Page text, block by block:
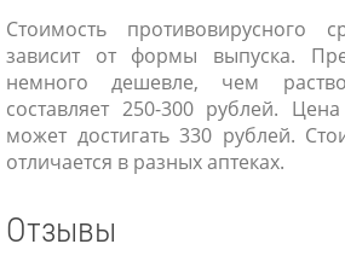
Стоимость противовирусного
зависит от формы выпуска.
немного дешевле, чем
составляет 250-300 рублей.
может достигать 330 рублей.
отличается в разных аптеках.
Отзывы